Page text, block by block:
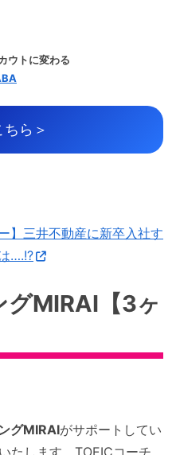
ウトに変わる
ら＞
】三井不動産に新卒入社す
….!?
グMIRAI【3ヶ
グMIRAIがサポートしてい